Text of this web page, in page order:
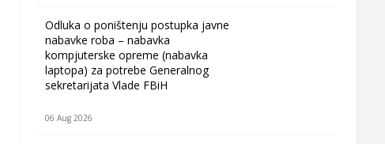
Odluka o poništenju postupka javne
nabavke roba – nabavka
kompjuterske opreme (nabavka
laptopa) za potrebe Generalnog
sekretarijata Vlade FBiH
06 Aug 2026